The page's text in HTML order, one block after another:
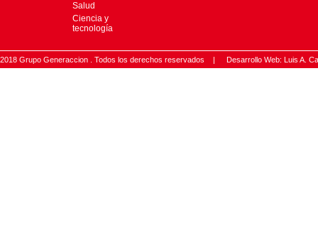
Salud
Ciencia y
tecnología
2018 Grupo Generaccion . Todos los derechos reservados | Desarrollo Web: Luis